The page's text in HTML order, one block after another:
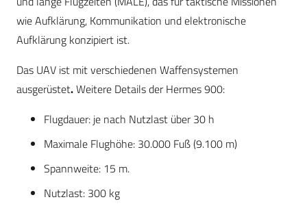
wie Aufklärung, Kommunikation und elektronische
Aufklärung konzipiert ist.
Das UAV ist mit verschiedenen Waffensystemen
ausgerüstet.Weitere Details der Hermes 900:
Flugdauer: je nach Nutzlast über 30 h
Maximale Flughöhe: 30.000 Fuß (9.100 m)
Spannweite: 15 m.
Nutzlast: 300 kg